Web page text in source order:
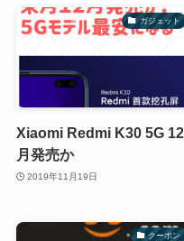
ガジェット
Xiaomi Redmi K30 5G 12
月発売か
2019年11月19日
クーポン